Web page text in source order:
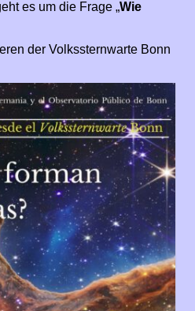
es um die Frage „Wie
der Volkssternwarte Bonn